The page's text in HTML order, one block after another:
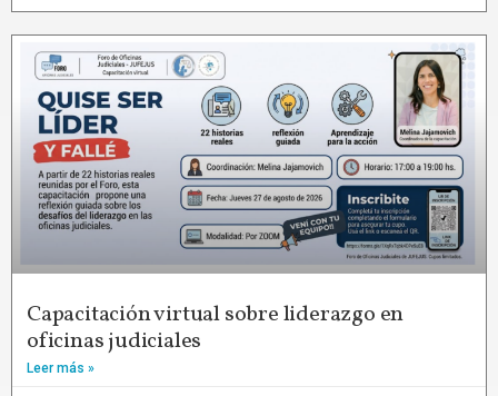
Capacitación virtual sobre liderazgo en
oficinas judiciales
Leer más »